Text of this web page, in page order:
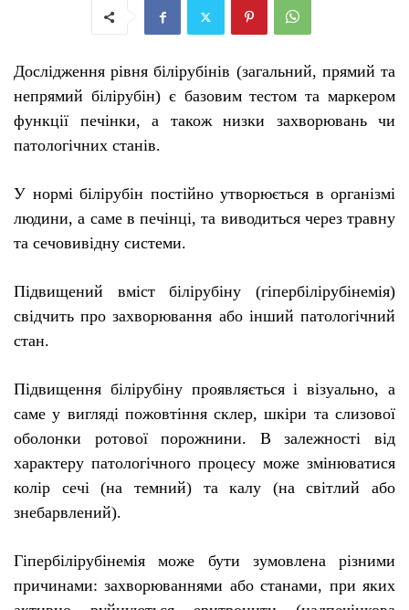
Дослідження рівня білірубінів (загальний, прямий та
непрямий білірубін) є базовим тестом та маркером
функції печінки, а також низки захворювань чи
патологічних станів.
У нормі білірубін постійно утворюється в організмі
людини, а саме в печінці, та виводиться через травну
та сечовивідну системи.
Підвищений вміст білірубіну (гіпербілірубінемія)
свідчить про захворювання або інший патологічний
стан.
Підвищення білірубіну проявляється і візуально, а
саме у вигляді пожовтіння склер, шкіри та слизової
оболонки ротової порожнини. В залежності від
характеру патологічного процесу може змінюватися
колір сечі (на темний) та калу (на світлий або
знебарвлений).
Гіпербілірубінемія може бути зумовлена різними
причинами: захворюваннями або станами, при яких